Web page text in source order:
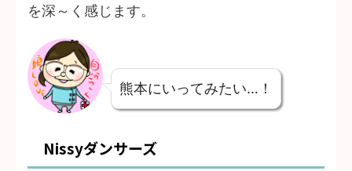
を深～く感じます。
熊本にいってみたい…！
Nissyダンサーズ